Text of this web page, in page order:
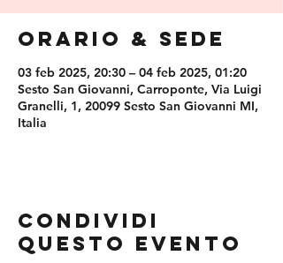
Orario & Sede
03 feb 2025, 20:30 – 04 feb 2025, 01:20
Sesto San Giovanni, Carroponte, Via Luigi
Granelli, 1, 20099 Sesto San Giovanni MI,
Italia
Condividi
questo evento